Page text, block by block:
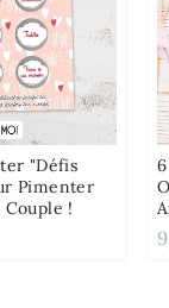
"Défis
Pimenter
!